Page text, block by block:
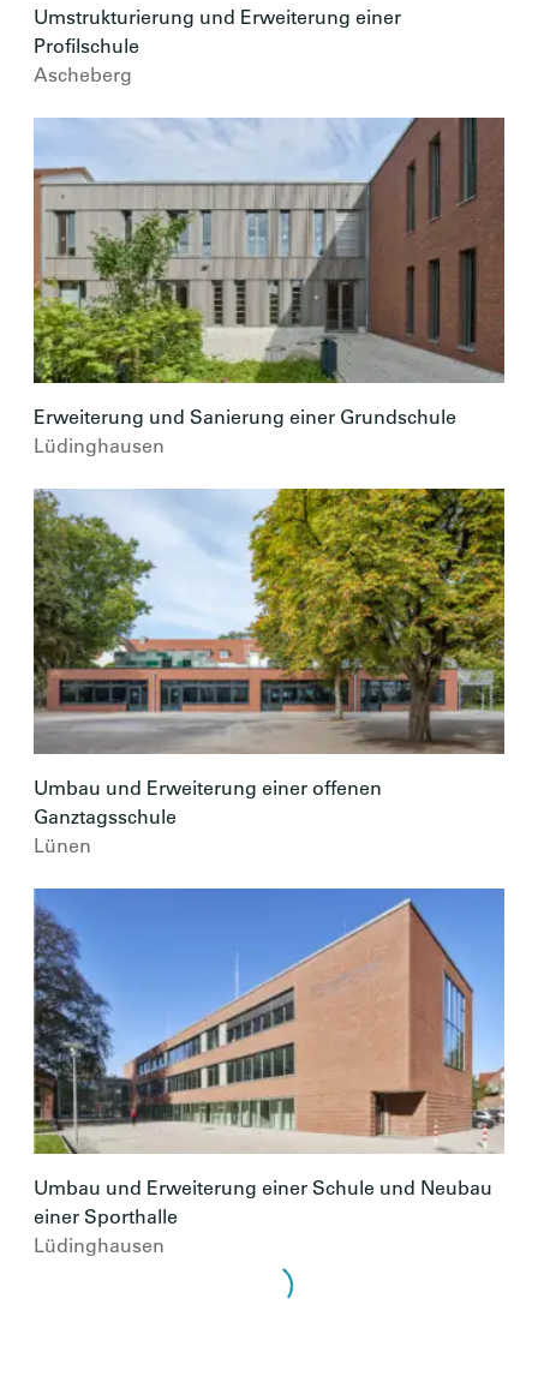
Umstrukturierung und Erweiterung einer
Profilschule
Ascheberg
Erweiterung und Sanierung einer Grundschule
Lüdinghausen
Umbau und Erweiterung einer offenen
Ganztagsschule
Lünen
Umbau und Erweiterung einer Schule und Neubau
einer Sporthalle
Lüdinghausen